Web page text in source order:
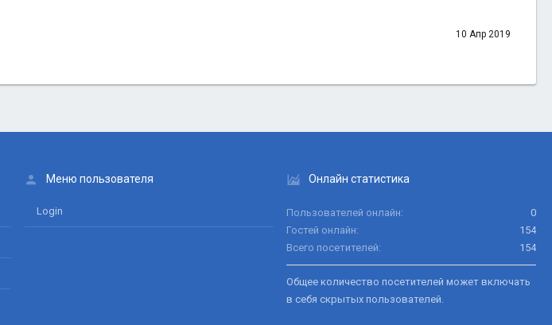
10 Апр 2019
Меню пользователя
Login
Онлайн статистика
Пользователей онлайн
0
Гостей онлайн
154
Всего посетителей
154
Общее количество посетителей может включать
в себя скрытых пользователей.